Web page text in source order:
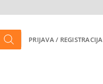
PRIJAVA / REGISTRACIJA